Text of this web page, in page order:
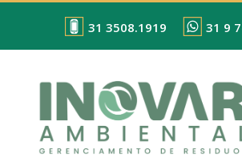
31 3508.1919 31 9